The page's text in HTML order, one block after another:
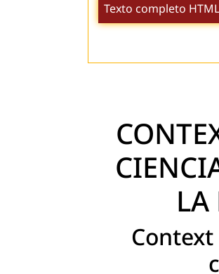
Texto completo HTML
LA